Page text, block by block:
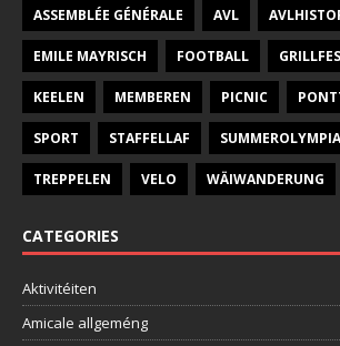
ASSEMBLÉE GÉNÉRALE AVL
EMILE MAYRISCH FOOTBALL
KEELEN MEMBEREN PICNIC
SPORT STAFFELLAF
TREPPELEN VELO WÄIWANDERUNG
CATEGORIES
Aktivitéiten
Amicale allgeméng